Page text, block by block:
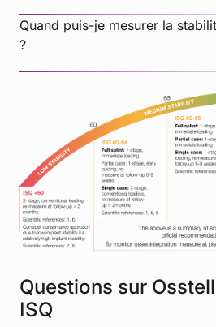
Quand puis-je mesurer la
?
Questions sur
ISQ